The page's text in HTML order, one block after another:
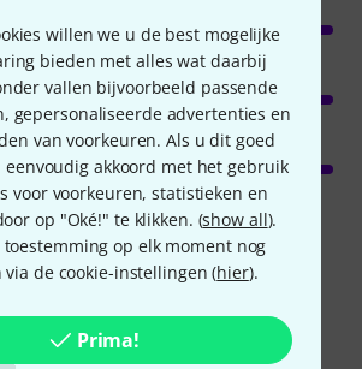
willen we u de best mogelijke
bieden met alles wat daarbij
vallen bijvoorbeeld passende
gepersonaliseerde advertenties en
van voorkeuren. Als u dit goed
eenvoudig akkoord met het gebruik
voor voorkeuren, statistieken en
op "Oké!" te klikken. (show all).
op elk moment nog
via de cookie-instellingen (hier).
Prima!